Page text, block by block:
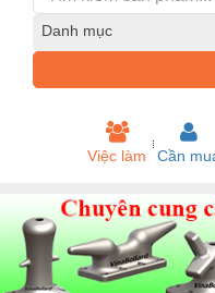
Danh mục
Việc làm Cần